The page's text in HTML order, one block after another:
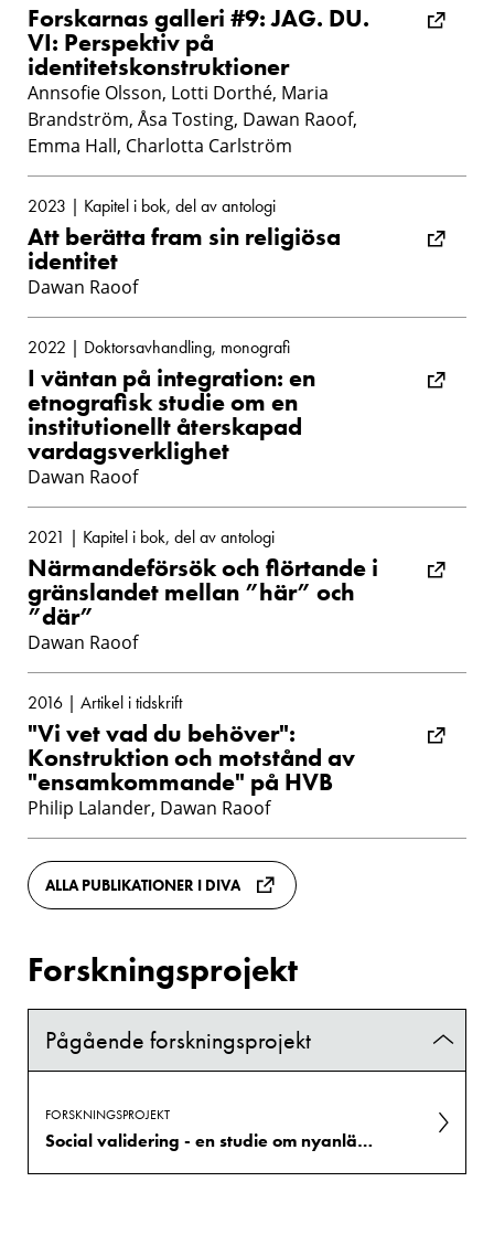
Forskarnas galleri #9: JAG. DU.
VI: Perspektiv på
identitetskonstruktioner
Annsofie Olsson, Lotti Dorthé, Maria
Brandström, Åsa Tosting, Dawan Raoof,
Emma Hall, Charlotta Carlström
2023 | Kapitel i bok, del av antologi
Att berätta fram sin religiösa
identitet
Dawan Raoof
2022 | Doktorsavhandling, monografi
I väntan på integration: en
etnografisk studie om en
institutionellt återskapad
vardagsverklighet
Dawan Raoof
2021 | Kapitel i bok, del av antologi
Närmandeförsök och flörtande i
gränslandet mellan ”här” och
”där”
Dawan Raoof
2016 | Artikel i tidskrift
"Vi vet vad du behöver":
Konstruktion och motstånd av
"ensamkommande" på HVB
Philip Lalander, Dawan Raoof
ALLA PUBLIKATIONER I DIVA
Forskningsprojekt
Pågående forskningsprojekt
FORSKNINGSPROJEKT
Social validering - en studie om nyanlända barn och ungdomars socialisationsprocess